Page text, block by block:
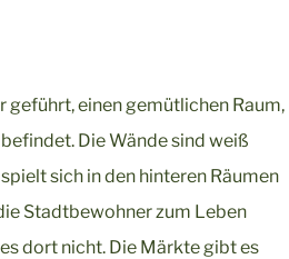
geführt, einen gemütlichen Raum,
Die Wände sind weiß
sich in den hinteren Räumen
Stadtbewohner zum Leben
dort nicht. Die Märkte gibt es